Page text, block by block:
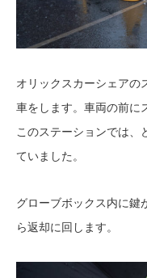
オリックスカーシェアの
車をします。車両の前に
このステーションでは、
ていました。
グローブボックス内に鍵
ら返却に回します。